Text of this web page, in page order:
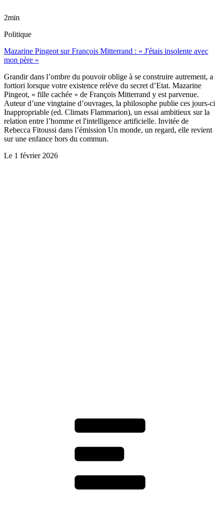
2min
Politique
Mazarine Pingeot sur François Mitterrand : « J'étais insolente avec
mon père »
Grandir dans l’ombre du pouvoir oblige à se construire autrement, a
fortiori lorsque votre existence relève du secret d’Etat. Mazarine
Pingeot, « fille cachée » de François Mitterrand y est parvenue.
Auteur d’une vingtaine d’ouvrages, la philosophe publie ces jours-ci
Inappropriable (ed. Climats Flammarion), un essai ambitieux sur la
relation entre l’homme et l'intelligence artificielle. Invitée de
Rebecca Fitoussi dans l’émission Un monde, un regard, elle revient
sur une enfance hors du commun.
Le 1 février 2026